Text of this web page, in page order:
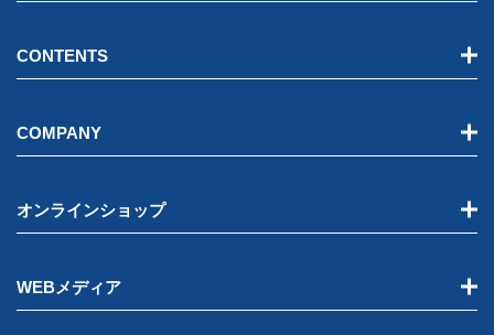
CONTENTS
COMPANY
オンラインショップ
WEBメディア